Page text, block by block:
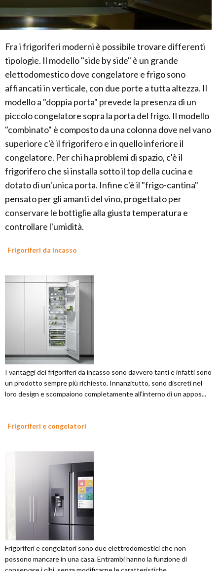
Fra i frigoriferi moderni è possibile trovare differenti
tipologie. Il modello "side by side" è un grande
elettodomestico dove congelatore e frigo sono
affiancati in verticale, con due porte a tutta altezza. Il
modello a "doppia porta" prevede la presenza di un
piccolo congelatore sopra la porta del frigo. Il modello
"combinato" è composto da una colonna dove nel vano
superiore c'è il frigorifero e in quello inferiore il
congelatore. Per chi ha problemi di spazio, c'è il
frigorifero che si installa sotto il top della cucina e
dotato di un'unica porta. Infine c'è il "frigo-cantina"
pensato per gli amanti del vino, progettato per
conservare le bottiglie alla giusta temperatura e
controllare l'umidità.
Frigoriferi da incasso
I vantaggi dei frigoriferi da incasso sono davvero tanti e infatti sono
un prodotto sempre più richiesto. Innanzitutto, sono discreti nel
loro design e scompaiono completamente all'interno di un appos...
Frigoriferi e congelatori
Frigoriferi e congelatori sono due elettrodomestici che non
possono mancare in una casa. Entrambi hanno la funzione di